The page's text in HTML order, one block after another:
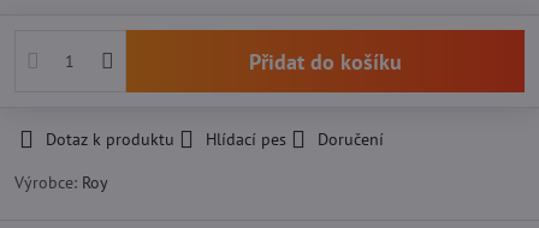
Přidat do košíku
Dotaz k produktu Hlídací pes
Doručení
Výrobce: Roy